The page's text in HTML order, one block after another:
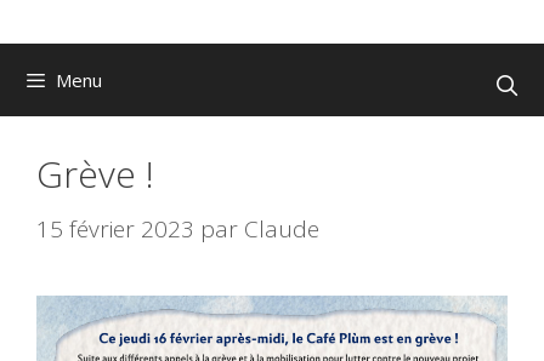
Menu
Grève !
15 février 2023 par Claude